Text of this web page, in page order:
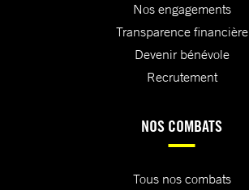
Nos engagements
Transparence financière
Devenir bénévole
Recrutement
NOS COMBATS
Tous nos combats